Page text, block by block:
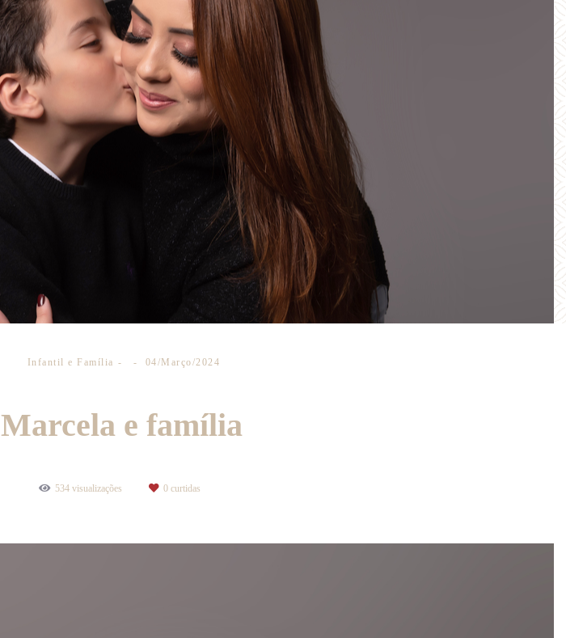
Infantil e Família 04/Março/2024
Marcela e família
534 visualizações 0 curtidas